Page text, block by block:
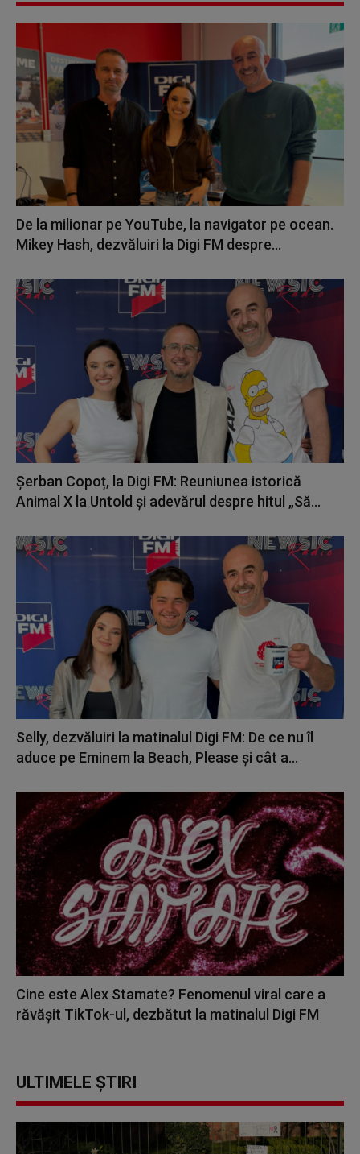
De la milionar pe YouTube, la navigator pe ocean.
Mikey Hash, dezvăluiri la Digi FM despre...
Șerban Copoț, la Digi FM: Reuniunea istorică
Animal X la Untold și adevărul despre hitul „Să...
Selly, dezvăluiri la matinalul Digi FM: De ce nu îl
aduce pe Eminem la Beach, Please și cât a...
Cine este Alex Stamate? Fenomenul viral care a
răvășit TikTok-ul, dezbătut la matinalul Digi FM
ULTIMELE ȘTIRI